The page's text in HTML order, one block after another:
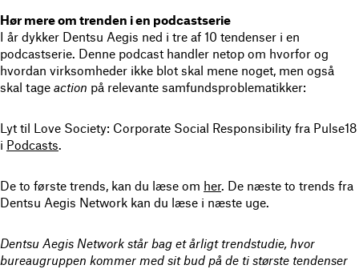
Hør mere om trenden i en podcastserie
I år dykker Dentsu Aegis ned i tre af 10 tendenser i en
podcastserie. Denne podcast handler netop om hvorfor og
hvordan virksomheder ikke blot skal mene noget, men også
skal tage action på relevante samfundsproblematikker:
Lyt til Love Society: Corporate Social Responsibility fra Pulse18
i Podcasts.
De to første trends, kan du læse om her. De næste to trends fra
Dentsu Aegis Network kan du læse i næste uge.
Dentsu Aegis Network står bag et årligt trendstudie, hvor
bureaugruppen kommer med sit bud på de ti største tendenser